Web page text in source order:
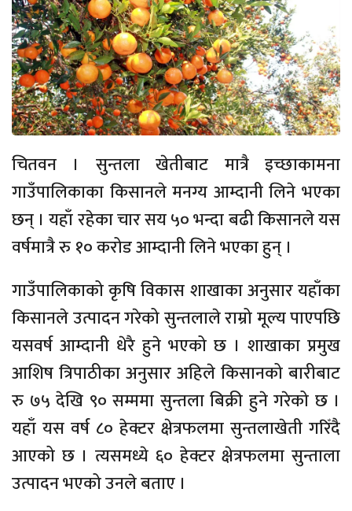
चितवन । सुन्तला खेतीबाट मात्रै इच्छाकामना
गाउँपालिकाका किसानले मनग्य आम्दानी लिने भएका
छन् । यहाँ रहेका चार सय ५० भन्दा बढी किसानले यस
वर्षमात्रै रु १० करोड आम्दानी लिने भएका हुन् ।
गाउँपालिकाको कृषि विकास शाखाका अनुसार यहाँका
किसानले उत्पादन गरेको सुन्तलाले राम्रो मूल्य पाएपछि
यसवर्ष आम्दानी धेरै हुने भएको छ । शाखाका प्रमुख
आशिष त्रिपाठीका अनुसार अहिले किसानको बारीबाट
रु ७५ देखि ९० सम्ममा सुन्तला बिक्री हुने गरेको छ ।
यहाँ यस वर्ष ८० हेक्टर क्षेत्रफलमा सुन्तलाखेती गरिँदै
आएको छ । त्यसमध्ये ६० हेक्टर क्षेत्रफलमा सुन्ताला
उत्पादन भएको उनले बताए ।